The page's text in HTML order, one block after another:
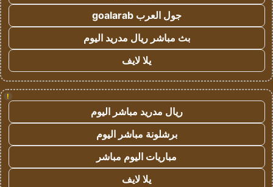
جول العرب goalarab
بث مباشر ريال مدريد اليوم
يلا لايف
!
ريال مدريد مباشر اليوم
برشلونة مباشر اليوم
مباريات اليوم مباشر
يلا لايف